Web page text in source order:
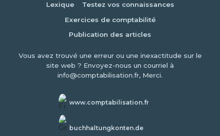
Lexique
Testez vos connaissances
Exercices de comptabilité
Publication des articles
Vous avez trouvé une erreur ou une inexactitude sur le
site web ? Envoyez-nous un courriel à
info@comptabilisation.fr, Merci.
www.comptabilisation.fr
buchhaltungkonten.de